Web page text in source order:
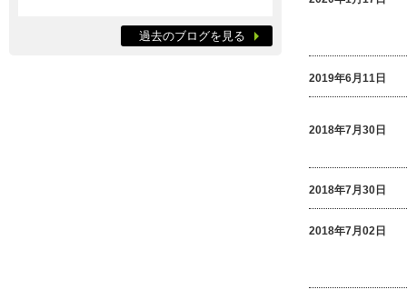
2019年6月11日
2018年7月30日
2018年7月30日
2018年7月02日
過去のブログを見る